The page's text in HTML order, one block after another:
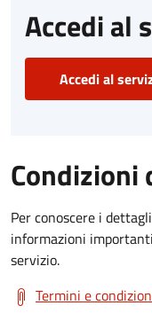
Accedi al
Accedi al
Condizioni
Per conoscere i
informazioni
servizio.
Termini e